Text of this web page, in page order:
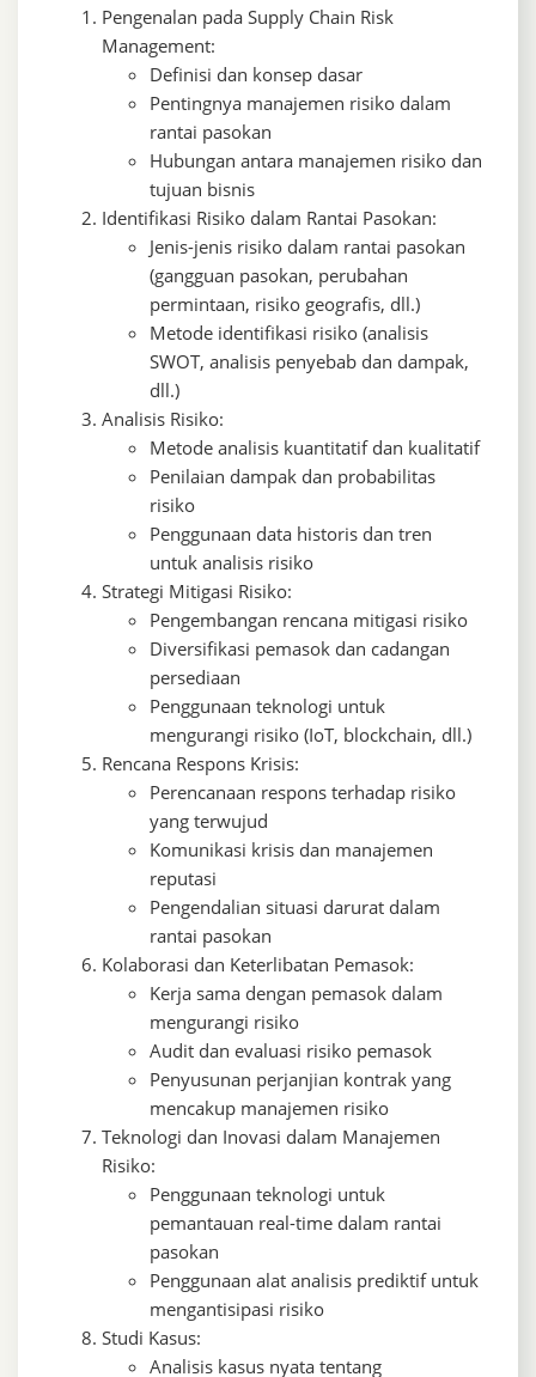
Pengenalan pada Supply Chain Risk
Management:
Definisi dan konsep dasar
Pentingnya manajemen risiko dalam
rantai pasokan
Hubungan antara manajemen risiko dan
tujuan bisnis
Identifikasi Risiko dalam Rantai Pasokan:
Jenis-jenis risiko dalam rantai pasokan
(gangguan pasokan, perubahan
permintaan, risiko geografis, dll.)
Metode identifikasi risiko (analisis
SWOT, analisis penyebab dan dampak,
dll.)
Analisis Risiko:
Metode analisis kuantitatif dan kualitatif
Penilaian dampak dan probabilitas
risiko
Penggunaan data historis dan tren
untuk analisis risiko
Strategi Mitigasi Risiko:
Pengembangan rencana mitigasi risiko
Diversifikasi pemasok dan cadangan
persediaan
Penggunaan teknologi untuk
mengurangi risiko (IoT, blockchain, dll.)
Rencana Respons Krisis:
Perencanaan respons terhadap risiko
yang terwujud
Komunikasi krisis dan manajemen
reputasi
Pengendalian situasi darurat dalam
rantai pasokan
Kolaborasi dan Keterlibatan Pemasok:
Kerja sama dengan pemasok dalam
mengurangi risiko
Audit dan evaluasi risiko pemasok
Penyusunan perjanjian kontrak yang
mencakup manajemen risiko
Teknologi dan Inovasi dalam Manajemen
Risiko:
Penggunaan teknologi untuk
pemantauan real-time dalam rantai
pasokan
Penggunaan alat analisis prediktif untuk
mengantisipasi risiko
Studi Kasus:
Analisis kasus nyata tentang